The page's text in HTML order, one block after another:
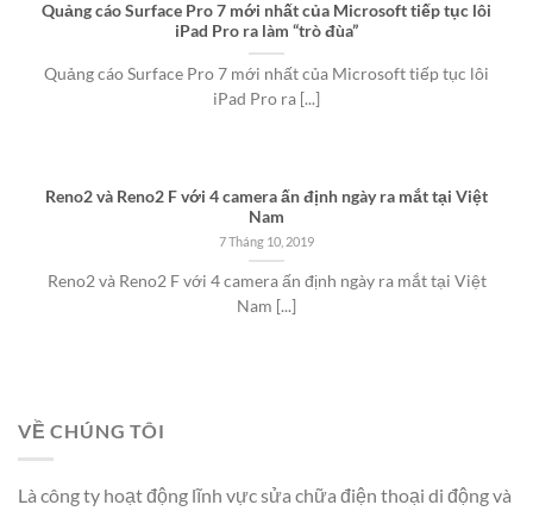
Quảng cáo Surface Pro 7 mới nhất của Microsoft tiếp tục lôi
iPad Pro ra làm “trò đùa”
Quảng cáo Surface Pro 7 mới nhất của Microsoft tiếp tục lôi
iPad Pro ra [...]
Reno2 và Reno2 F với 4 camera ấn định ngày ra mắt tại Việt
Nam
7 Tháng 10, 2019
Reno2 và Reno2 F với 4 camera ấn định ngày ra mắt tại Việt
Nam [...]
VỀ CHÚNG TÔI
Là công ty hoạt động lĩnh vực sửa chữa điện thoại di động và